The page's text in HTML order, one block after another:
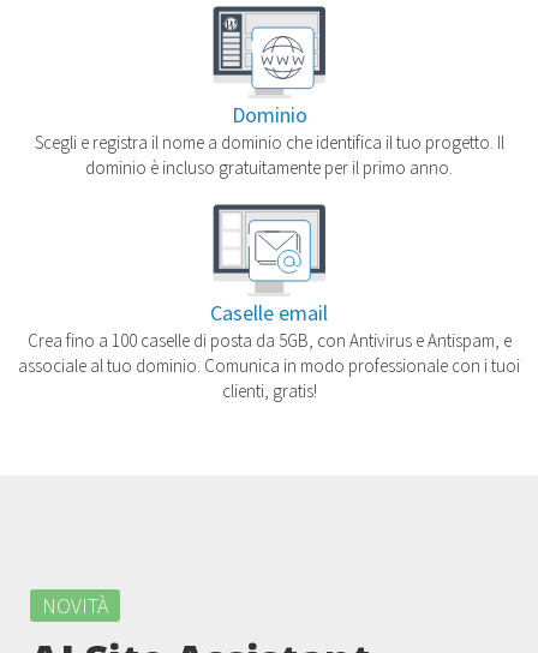
Dominio
Scegli e registra il nome a dominio che identifica il tuo progetto. Il
dominio è incluso gratuitamente per il primo anno.
Caselle email
Crea fino a 100 caselle di posta da 5GB, con Antivirus e Antispam, e
associale al tuo dominio. Comunica in modo professionale con i tuoi
clienti, gratis!
NOVITÀ